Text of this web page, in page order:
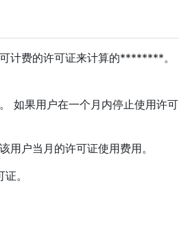
计费的许可证来计算的********。
如果用户在一个月内停止使用许可
户当月的许可证使用费用。
。